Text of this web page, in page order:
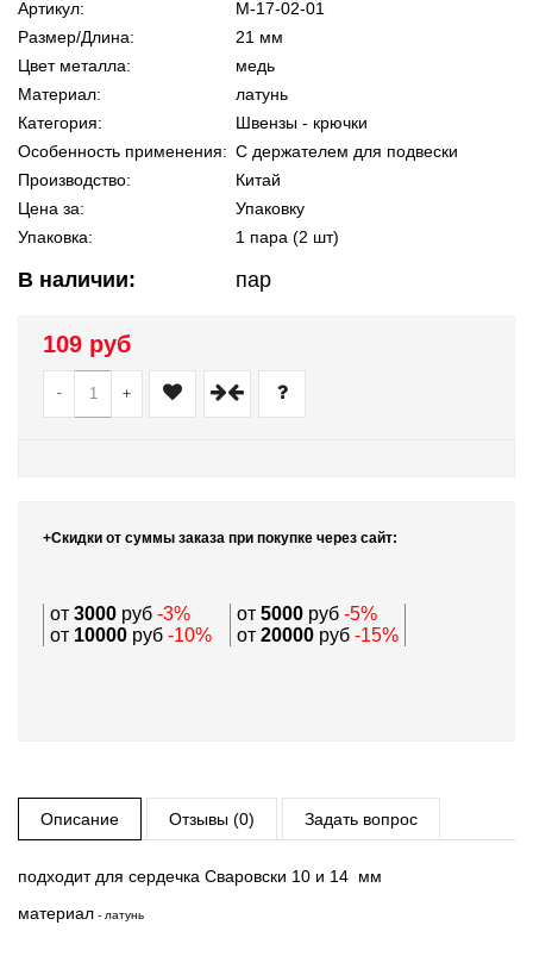
Артикул:
М-17-02-01
Размер/Длина:
21 мм
Цвет металла:
медь
Материал:
латунь
Категория:
Швензы - крючки
Особенность применения: С держателем для подвески
Производство:
Китай
Цена за:
Упаковку
Упаковка:
1 пара (2 шт)
В наличии: пар
109 руб
- +
+Скидки от суммы заказа при покупке через сайт:
от 3000 руб -3% от 5000 руб -5%
от 10000 руб -10% от 20000 руб -15%
Описание Отзывы (0) Задать вопрос
подходит для сердечка Сваровски 10 и 14 мм
материал - латунь